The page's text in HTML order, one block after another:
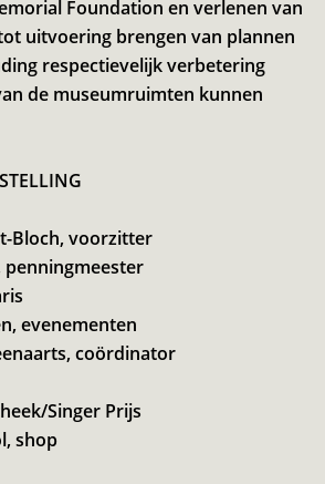
Foundation en verlenen van
uitvoering brengen van plannen
respectievelijk verbetering
de museumruimten kunnen
Bloch, voorzitter
penningmeester
evenementen
coördinator
Singer Prijs
shop